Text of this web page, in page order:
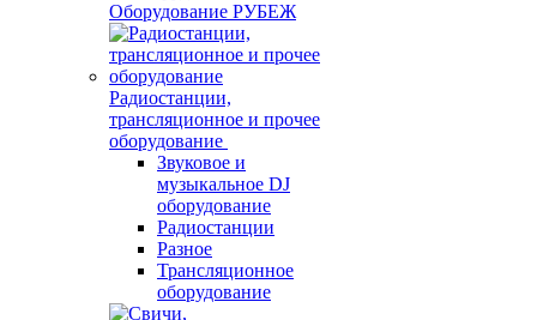
Оборудование РУБЕЖ
Радиостанции,
трансляционное и прочее
оборудование
Звуковое и
музыкальное DJ
оборудование
Радиостанции
Разное
Трансляционное
оборудование